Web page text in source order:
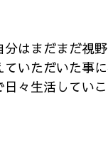
はまだまだ視
いただいた事に
々生活していこ